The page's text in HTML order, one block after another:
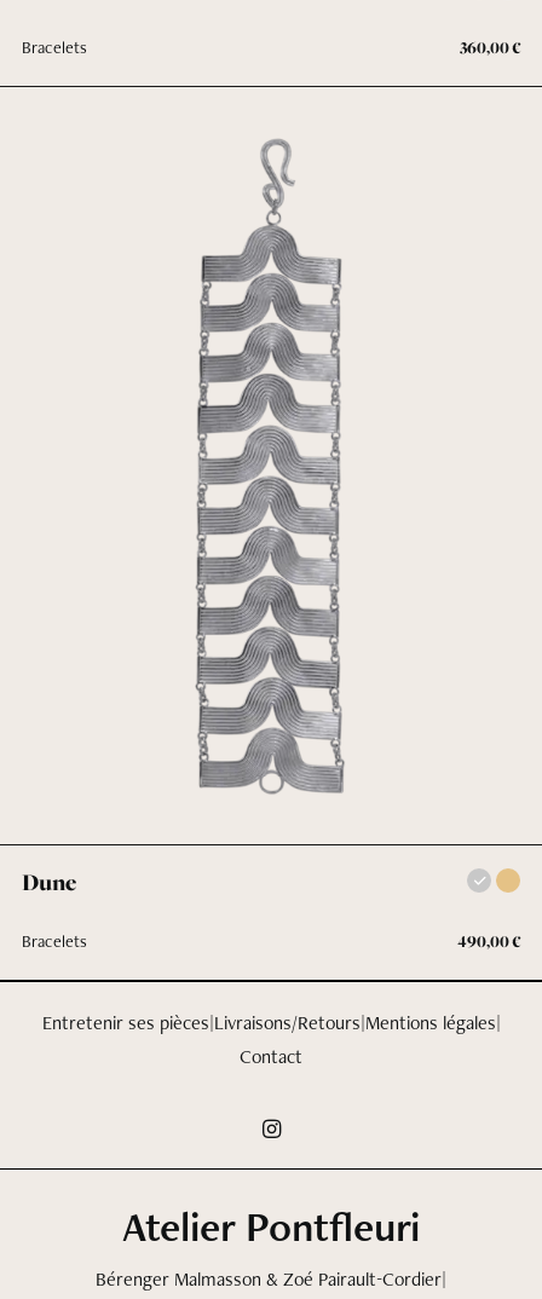
Entretenir ses pièces
Livraisons/Retours
Mention légales
Bracelets 360,00€
Dune
Bracelets 490,00€
Entretenir ses pièces|Livraisons/Retours|Mentions légales|
Contact
Atelier Pontfleuri
Bérenger Malmasson & Zoé Pairault-Cordier|
En naviguant, vous acceptez l'utilisation de cookies. Pour en savoir plus,